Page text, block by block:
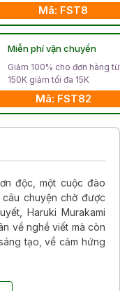
Mã: FST8
Miễn phí vận chuyển
Giảm 100% cho đơn hàng từ
150K giảm tối đa 15K
Mã: FST82
độc, một cuộc đào
chuyện chờ được
Haruki Murakami
về nghề viết mà còn
tạo, về cảm hứng
viết lách nghiêm túc